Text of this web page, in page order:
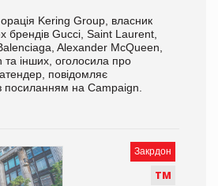
Kering Group, власник
брендів Gucci, Saint Laurent,
Alexander McQueen,
інших, оголосила про
повідомляє
посиланням на Campaign.
Закрдон
ТМ